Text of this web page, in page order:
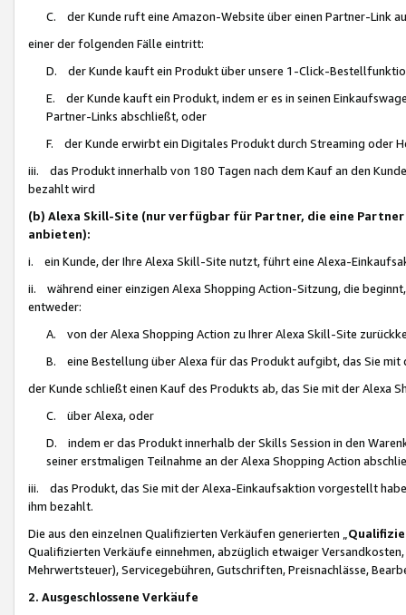
C. der Kunde ruft eine Amazon-Website über einen Partner-Link
einer der folgenden Fälle eintritt:
D. der Kunde kauft ein Produkt über unsere 1-Click-
E. der Kunde kauft ein Produkt, indem er es in seinen
Partner-Links abschließt, oder
F. der Kunde erwirbt ein Digitales Produkt durch Streaming oder
iii. das Produkt innerhalb von 180 Tagen nach dem Kauf an den
bezahlt wird
(b) Alexa Skill-Site (nur verfügbar für Partner, die eine
anbieten):
i. ein Kunde, der Ihre Alexa Skill-Site nutzt, führt eine Alexa-
ii. während einer einzigen Alexa Shopping Action-Sitzung, die
entweder:
A. von der Alexa Shopping Action zu Ihrer Alexa Skill-Site
B. eine Bestellung über Alexa für das Produkt aufgibt, das Sie mit
der Kunde schließt einen Kauf des Produkts ab, das Sie mit der Alexa
C. über Alexa, oder
D. indem er das Produkt innerhalb der Skills Session in den
seiner erstmaligen Teilnahme an der Alexa Shopping Action
iii. das Produkt, das Sie mit der Alexa-Einkaufsaktion vorgestellt
ihm bezahlt.
Die aus den einzelnen Qualifizierten Verkäufen generierten „
Qualifizierten Verkäufe einnehmen, abzüglich etwaiger
Mehrwertsteuer), Servicegebühren, Gutschriften, Preisnachlässe,
2. Ausgeschlossene Verkäufe